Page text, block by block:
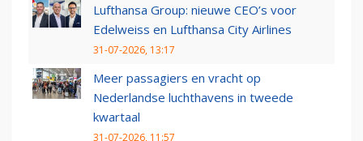
Lufthansa Group: nieuwe CEO’s voor
Edelweiss en Lufthansa City Airlines
31-07-2026, 13:17
Meer passagiers en vracht op
Nederlandse luchthavens in tweede
kwartaal
31-07-2026, 11:57